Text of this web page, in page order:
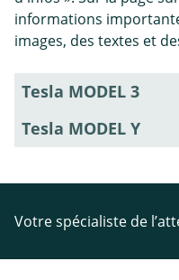
informations
images, des textes et
Tesla MODEL 3
Tesla MODEL Y
Votre spécialiste de